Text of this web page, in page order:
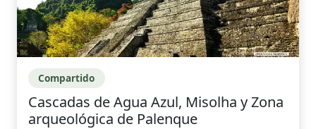
Compartido
Cascadas de Agua Azul, Misolha y Zona
arqueológica de Palenque